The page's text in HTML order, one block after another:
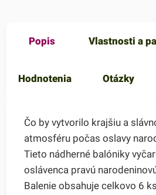
Popis Vlastnosti a
Hodnotenia Otázky
Čo by vytvorilo krajšiu a
atmosféru počas oslavy
Tieto nádherné balóniky
oslávenca pravú
Balenie obsahuje celkovo 6